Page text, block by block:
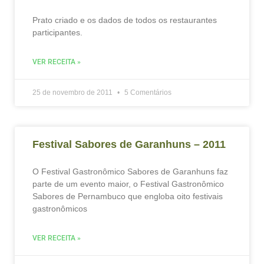
Prato criado e os dados de todos os restaurantes
participantes.
VER RECEITA »
25 de novembro de 2011 5 Comentários
Festival Sabores de Garanhuns – 2011
O Festival Gastronômico Sabores de Garanhuns faz
parte de um evento maior, o Festival Gastronômico
Sabores de Pernambuco que engloba oito festivais
gastronômicos
VER RECEITA »